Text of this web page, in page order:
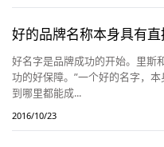
好的品牌名称本身具有
好名字是品牌成功的开始。里斯
功的好保障。”一个好的名字，
到哪里都能成...
2016/10/23